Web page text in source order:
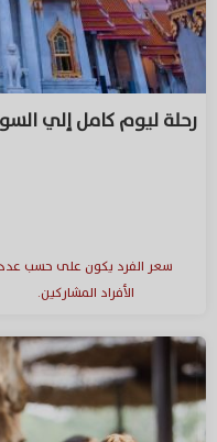
رحلة ليوم كامل إلي
سعر الفرد يكون على حسب عدد
الأفراد المشاركين.